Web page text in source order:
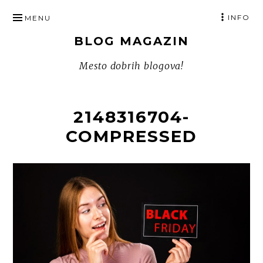
TO
BLOG MAGAZIN
Mesto dobrih blogova!
MENU INFO
2148316704-
COMPRESSED